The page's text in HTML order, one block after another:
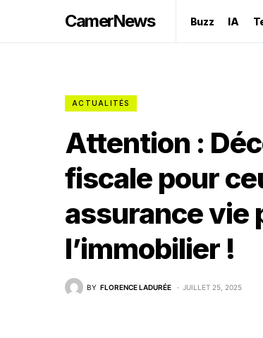
CamerNews Buzz IA
ACTUALITÉS
Attention :
fiscale pour
assurance vie
l’immobilier !
BY FLORENCE LADURÉE JUILLET 25, 2025